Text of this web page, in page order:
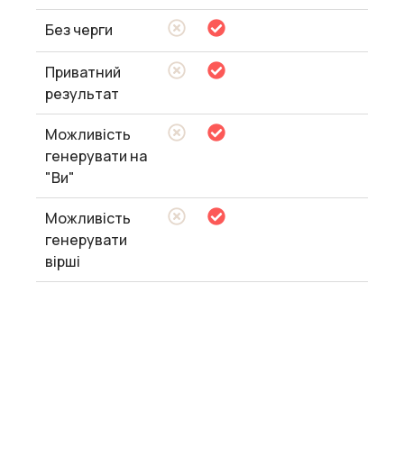
Без черги
Приватний
результат
Можливість
генерувати на
"Ви"
Можливість
генерувати
вірші